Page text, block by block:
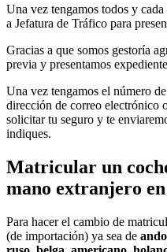
Una vez tengamos todos y
a Jefatura de Tráfico para
Gracias a que somos gestoría
previa y presentamos
Una vez tengamos el número
dirección de correo electrónico
solicitar tu seguro y te
indiques.
Matricular un
mano extranjero
Para hacer el cambio de
(de importación) ya sea de